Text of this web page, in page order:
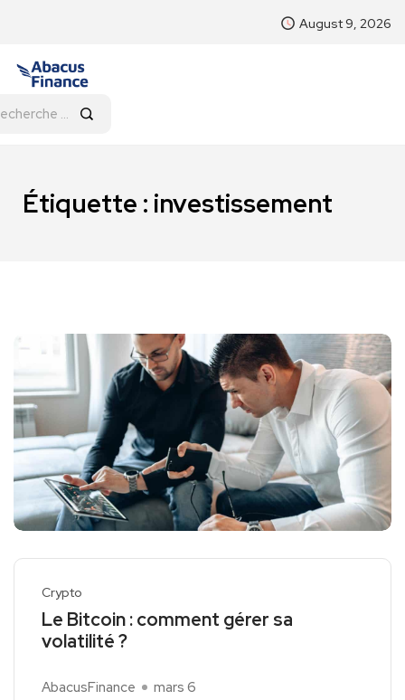
August 9, 2026
Étiquette : investissement
Crypto
Le Bitcoin : comment gérer sa
volatilité ?
AbacusFinance mars 6